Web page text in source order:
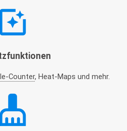
Counter, Heat-Maps und mehr.